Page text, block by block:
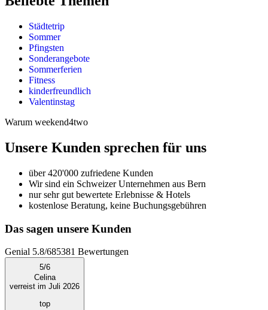
Städtetrip
Sommer
Pfingsten
Sonderangebote
Sommerferien
Fitness
kinderfreundlich
Valentinstag
Warum weekend4two
Unsere Kunden sprechen für uns
über 420'000 zufriedene Kunden
Wir sind ein Schweizer Unternehmen aus Bern
nur sehr gut bewertete Erlebnisse & Hotels
kostenlose Beratung, keine Buchungsgebühren
Das sagen unsere Kunden
Genial 5.8/685381 Bewertungen
5/6
Celina
verreist im Juli 2026
top